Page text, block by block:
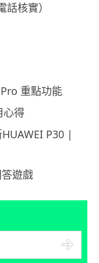
核實）
重點功能
心得
P30 |
遊戲